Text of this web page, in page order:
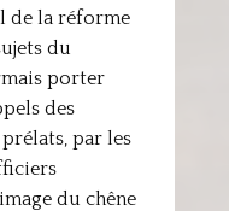
de la réforme
du
porter
des
par les
du chêne